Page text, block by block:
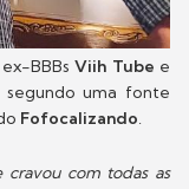
BBBs Viih Tube e
segundo uma fonte
Fofocalizando.
cravou com todas as